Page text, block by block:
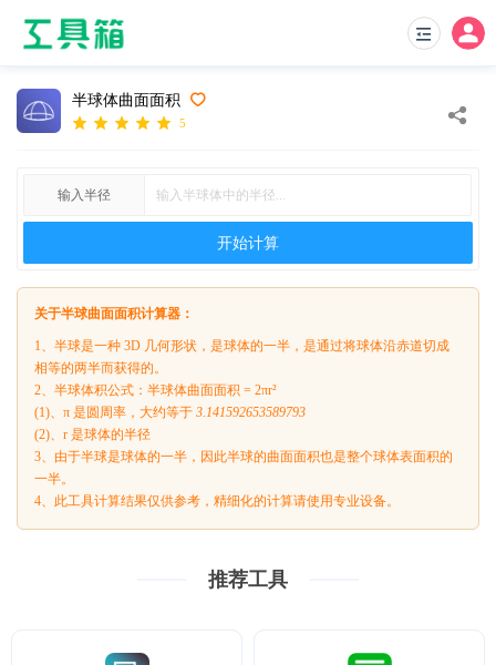
半球体曲面面积
5
输入半径
开始计算
关于半球曲面面积计算器：
1、半球是一种 3D 几何形状，是球体的一半，是通过将球体沿赤道切成
相等的两半而获得的。
2、半球体积公式：半球体曲面面积 = 2πr²
(1)、π 是圆周率，大约等于 3.141592653589793
(2)、r 是球体的半径
3、由于半球是球体的一半，因此半球的曲面面积也是整个球体表面积的
一半。
4、此工具计算结果仅供参考，精细化的计算请使用专业设备。
推荐工具